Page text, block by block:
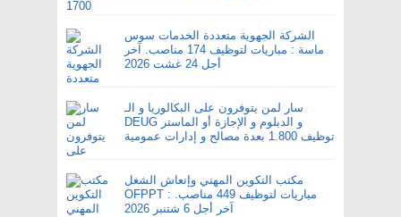
الشركة الجهوية متعددة الخدمات سوس
ماسة : مباريات لتوظيف 174 مناصب. آخر
أجل 24 غشت 2026
سار لمن يتوفرون على البكالوريا و الـ
DEUG و الدبلوم و الإجازة أو الماستر
توظيف 1.800 بعدة مصالح و إدارات عمومية
مكتب التكوين المهني وإنعاش الشغل
OFPPT : مباريات لتوظيف 449 مناصب.
آخر أجل 6 شتنبر 2026